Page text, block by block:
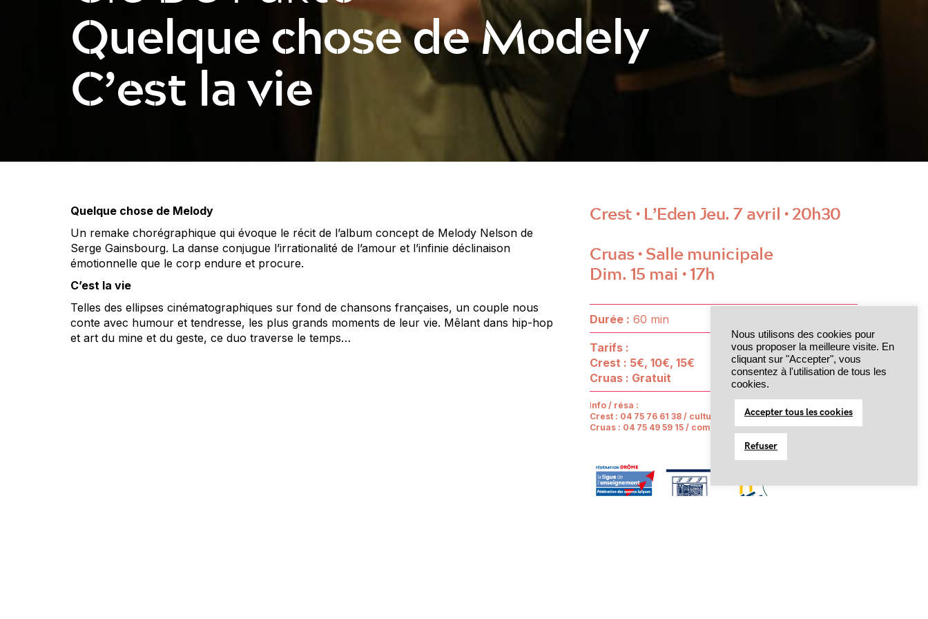
Quelque chose de Modely
C’est la vie
Quelque chose de Melody
Un remake chorégraphique qui évoque le récit de l’album concept de Melody Nelson de
Serge Gainsbourg. La danse conjugue l’irrationalité de l’amour et l’infinie déclinaison
émotionnelle que le corp endure et procure.
C’est la vie
Telles des ellipses cinématographiques sur fond de chansons françaises, un couple nous
conte avec humour et tendresse, les plus grands moments de leur vie. Mêlant dans hip-hop
et art du mine et du geste, ce duo traverse le temps…
Crest • L’Eden Jeu. 7 avril • 20h30
Cruas • Salle municipale
Dim. 15 mai • 17h
Durée : 60 min
Tarifs :
Crest : 5€, 10€, 15€
Cruas : Gratuit
Info / résa :
Crest : 04 75 76 61 38 / culture@mairie-crest.fr
Cruas : 04 75 49 59 15 / communication@cruas.fr
Nous utilisons des cookies pour
vous proposer la meilleure visite. En
cliquant sur "Accepter", vous
consentez à l'utilisation de tous les
cookies.
Accepter tous les cookies
Refuser